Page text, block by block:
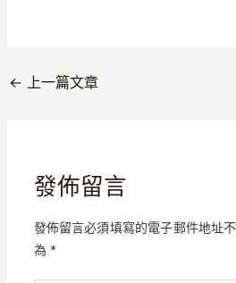
← 上一篇文章
發佈留言
發佈留言必須填寫的電子郵件地址
為 *